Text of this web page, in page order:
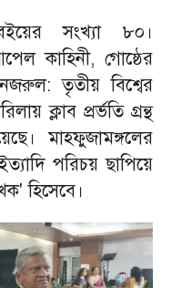
সংখ্যা ৮০।
কাহিনী, গোষ্ঠের
তৃতীয় বিশ্বের
ক্লাব প্রর্ভতি গ্রন্থ
মাহফুজামঙ্গলের
পরিচয় ছাপিয়ে
হিসেবে।